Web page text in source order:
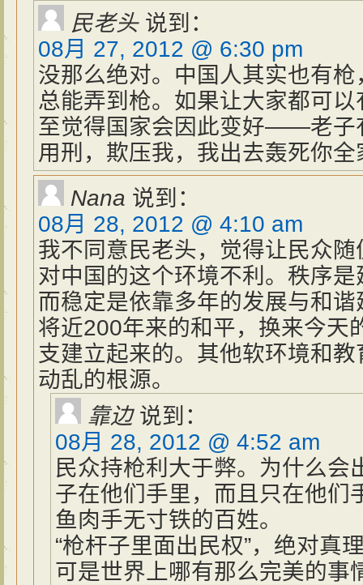
民老头 说到：
08月 27, 2012 @ 6:30 pm
没那么绝对。中国人其实也有
总能弄到枪。如果让大家都可
至觉得国家会因此变好——老子
用刑，欺压我，我出去轰死你全
Nana 说到：
08月 28, 2012 @ 4:10 am
我不同意民老头，觉得让民众
对中国的这个环境不利。秩序
而稳定是依靠多年的发展与和
将近200年来的和平，换来今天
支建立起来的。其他软环境和
动乱的根源。
靠边 说到：
08月 28, 2012 @ 4:52 am
民众持枪利大于弊。为什么会
子在他们手里，而且只在他们
鱼肉手无寸铁的百姓。
“枪杆子里面出民权”，绝对真
可是世界上哪有那么完美的事